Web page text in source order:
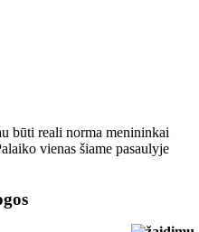
būti reali norma menininkai
vienas šiame pasaulyje